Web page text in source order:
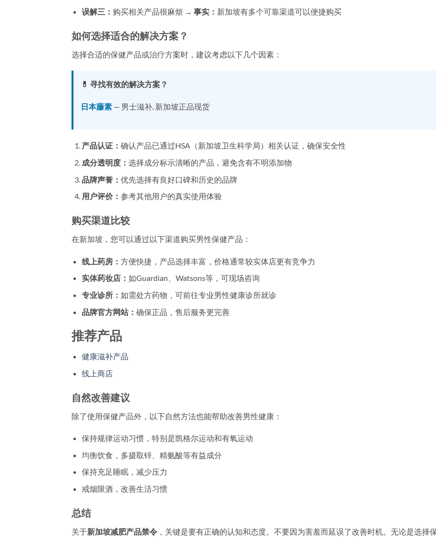
误解三： 购买相关产品很麻烦 → 事实： 新加坡有多个可靠渠道可以便捷购买
如何选择适合的解决方案？
选择合适的保健产品或治疗方案时，建议考虑以下几个因素：
💊 寻找有效的解决方案？
日本藤素 — 男士滋补, 新加坡正品现货
产品认证： 确认产品已通过HSA（新加坡卫生科学局）相关认证，确保安全性
成分透明度： 选择成分标示清晰的产品，避免含有不明添加物
品牌声誉： 优先选择有良好口碑和历史的品牌
用户评价： 参考其他用户的真实使用体验
购买渠道比较
在新加坡，您可以通过以下渠道购买男性保健产品：
线上药房： 方便快捷，产品选择丰富，价格通常较实体店更有竞争力
实体药妆店： 如Guardian、Watsons等，可现场咨询
专业诊所： 如需处方药物，可前往专业男性健康诊所就诊
品牌官方网站： 确保正品，售后服务更完善
推荐产品
健康滋补产品
线上商店
自然改善建议
除了使用保健产品外，以下自然方法也能帮助改善男性健康：
保持规律运动习惯，特别是凯格尔运动和有氧运动
均衡饮食，多摄取锌、精氨酸等有益成分
保持充足睡眠，减少压力
戒烟限酒，改善生活习惯
总结
关于新加坡减肥产品禁令 ，关键是要有正确的认知和态度。不要因为害羞而延误了改善时机。无论是选择